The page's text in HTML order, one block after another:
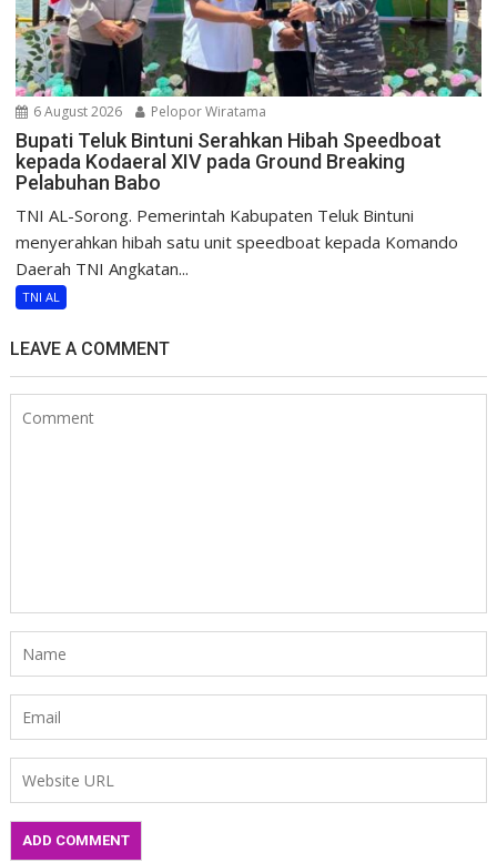
6 August 2026 Pelopor Wiratama
Bupati Teluk Bintuni Serahkan Hibah Speedboat
kepada Kodaeral XIV pada Ground Breaking
Pelabuhan Babo
TNI AL-Sorong. Pemerintah Kabupaten Teluk Bintuni
menyerahkan hibah satu unit speedboat kepada Komando
Daerah TNI Angkatan...
TNI AL
LEAVE A COMMENT